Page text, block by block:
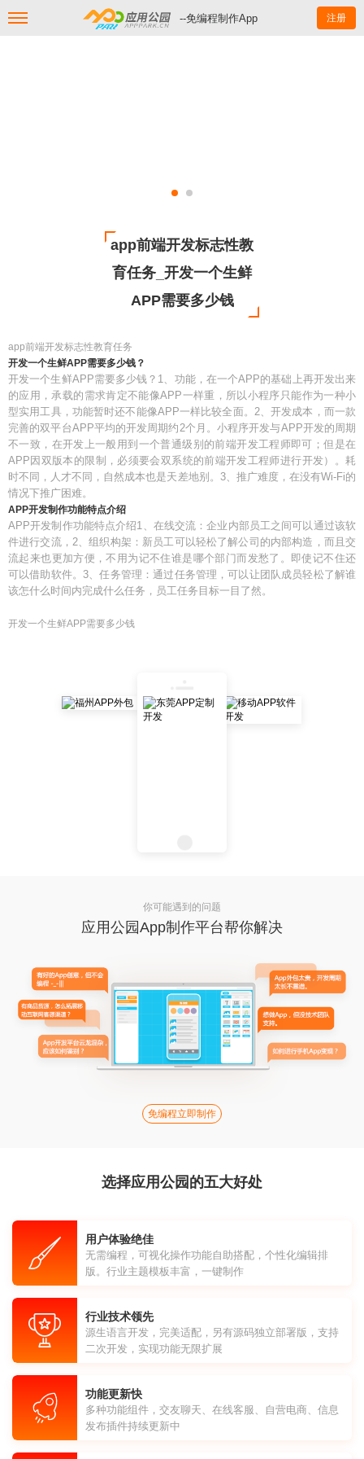
--免编程制作App 注册
app前端开发标志性教
育任务_开发一个生鲜
APP需要多少钱
app前端开发标志性教育任务
开发一个生鲜APP需要多少钱？
开发一个生鲜APP需要多少钱？1、功能，在一个APP的基础上再开发出来
的应用，承载的需求肯定不能像APP一样重，所以小程序只能作为一种小
型实用工具，功能暂时还不能像APP一样比较全面。2、开发成本，而一款
完善的双平台APP平均的开发周期约2个月。小程序开发与APP开发的周期
不一致，在开发上一般用到一个普通级别的前端开发工程师即可；但是在
APP因双版本的限制，必须要会双系统的前端开发工程师进行开发）。耗
时不同，人才不同，自然成本也是天差地别。3、推广难度，在没有Wi-Fi的
情况下推广困难。
APP开发制作功能特点介绍
APP开发制作功能特点介绍1、在线交流：企业内部员工之间可以通过该软
件进行交流，2、组织构架：新员工可以轻松了解公司的内部构造，而且交
流起来也更加方便，不用为记不住谁是哪个部门而发愁了。即使记不住还
可以借助软件。3、任务管理：通过任务管理，可以让团队成员轻松了解谁
该怎什么时间内完成什么任务，员工任务目标一目了然。
开发一个生鲜APP需要多少钱
你可能遇到的问题
应用公园App制作平台帮你解决
免编程立即制作
选择应用公园的五大好处
用户体验绝佳
无需编程，可视化操作功能自助搭配，个性化编辑排
版。行业主题模板丰富，一键制作
行业技术领先
源生语言开发，完美适配，另有源码独立部署版，支持
二次开发，实现功能无限扩展
功能更新快
多种功能组件，交友聊天、在线客服、自营电商、信息
发布插件持续更新中